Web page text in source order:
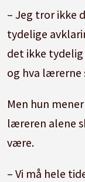
– Jeg tror ikke
tydelige
det ikke
og hva lærerne
Men hun
læreren alene
være.
– Vi må hele